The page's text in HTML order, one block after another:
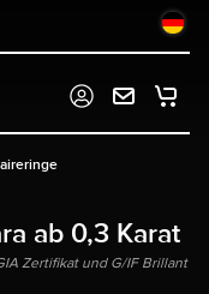
ab 0,3 Karat
Zertifikat und G/IF Brillant